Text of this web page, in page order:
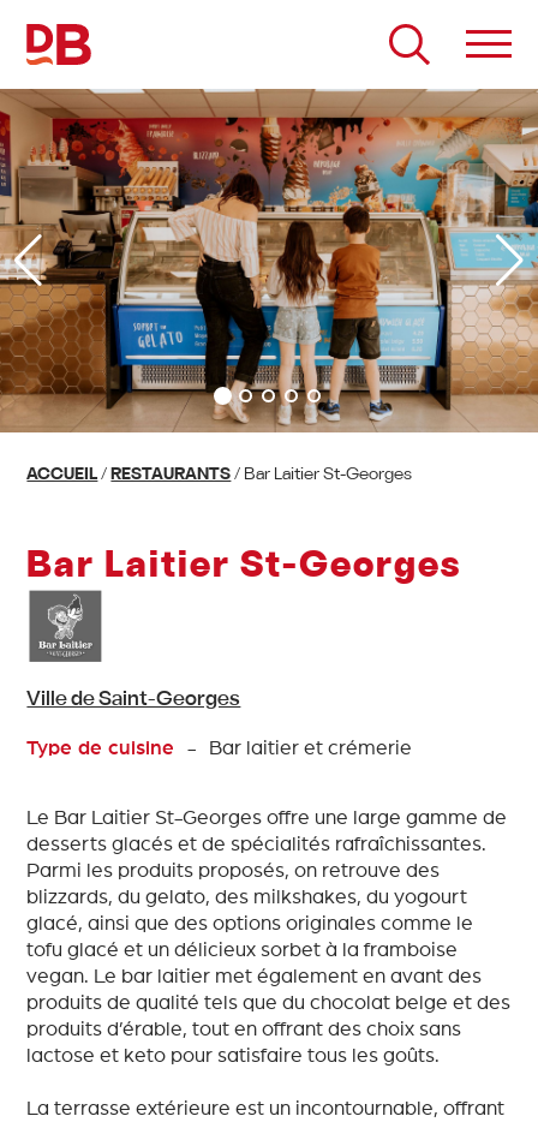
contenu
ACCUEIL / RESTAURANTS / Bar Laitier St-Georges
Bar Laitier St-Georges
Ville de Saint-Georges
Type de cuisine - Bar laitier et crémerie
Le Bar Laitier St-Georges offre une large gamme de
desserts glacés et de spécialités rafraîchissantes.
Parmi les produits proposés, on retrouve des
blizzards, du gelato, des milkshakes, du yogourt
glacé, ainsi que des options originales comme le
tofu glacé et un délicieux sorbet à la framboise
vegan. Le bar laitier met également en avant des
produits de qualité tels que du chocolat belge et des
produits d’érable, tout en offrant des choix sans
lactose et keto pour satisfaire tous les goûts.
La terrasse extérieure est un incontournable, offrant